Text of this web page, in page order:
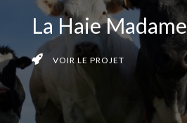
La Haie Madame
VOIR LE PROJET